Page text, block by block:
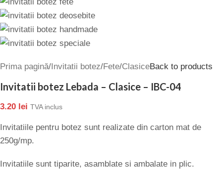
Prima pagină/ Invitatii botez/Fete/ClasiceBack to products
Invitatii botez Lebada – Clasice – IBC-04
3.20 lei TVA inclus
Invitatiile pentru botez sunt realizate din carton mat de
250g/mp.
Invitatiile sunt tiparite, asamblate si ambalate in plic.